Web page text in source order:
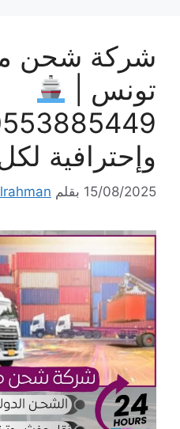
شركة شحن
تونس |
وإحترافية
15/08/2025 بقلم